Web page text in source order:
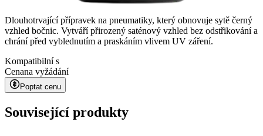
Dlouhotrvající přípravek na pneumatiky, který obnovuje sytě černý
vzhled bočnic. Vytváří přirozený saténový vzhled bez odstřikování a
chrání před vyblednutím a praskáním vlivem UV záření.
Kompatibilní s
Cenana vyžádání
Poptat cenu
Související produkty